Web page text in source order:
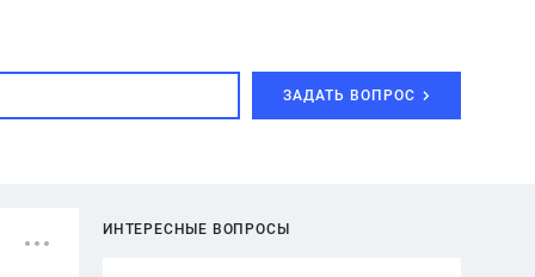
ЗАДАТЬ ВОПРОС
ИНТЕРЕСНЫЕ ВОПРОСЫ